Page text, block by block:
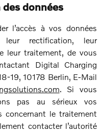
données
l’accès à vos données
leur rectification, leur
leur traitement, de vous
Digital Charging
19, 10178 Berlin, E-Mail
. Si vous
pas au sérieux vos
concernant le traitement
contacter l’autorité